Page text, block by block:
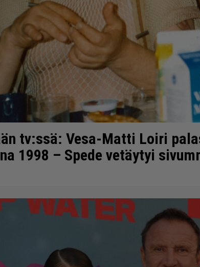
tv:ssä: Vesa-Matti Loiri
1998 – Spede vetäytyi